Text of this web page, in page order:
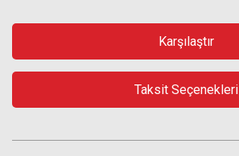
Karşılaştır
Taksit Seçenekleri